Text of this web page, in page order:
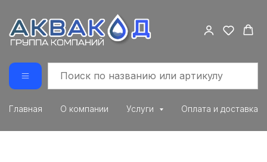
Главная О компании Услуги Оплата и доставка